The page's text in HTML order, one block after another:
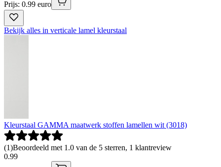
Prijs: 0.99 euro
Bekijk alles in verticale lamel kleurstaal
Kleurstaal GAMMA maatwerk stoffen lamellen wit (3018)
(1)Beoordeeld met 1.0 van de 5 sterren, 1 klantreview
0.99